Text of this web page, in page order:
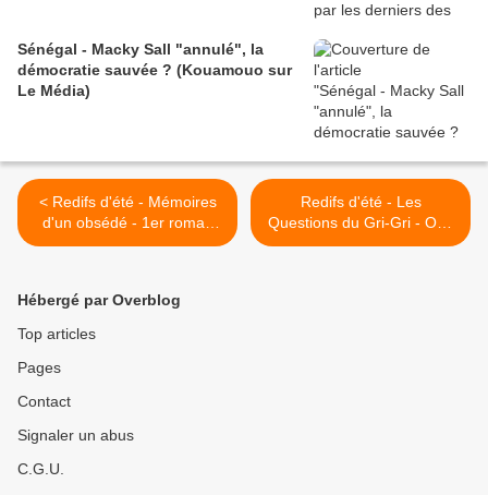
Sénégal - Macky Sall "annulé", la
démocratie sauvée ? (Kouamouo sur
Le Média)
< Redifs d'été - Mémoires
d'un obsédé - 1er roman
audio de Mano, lu par
Redifs d'été - Les
Questions du Gri-Gri - Ode
au Ministère ÄMER >
Hébergé par Overblog
Top articles
Pages
Contact
Signaler un abus
C.G.U.